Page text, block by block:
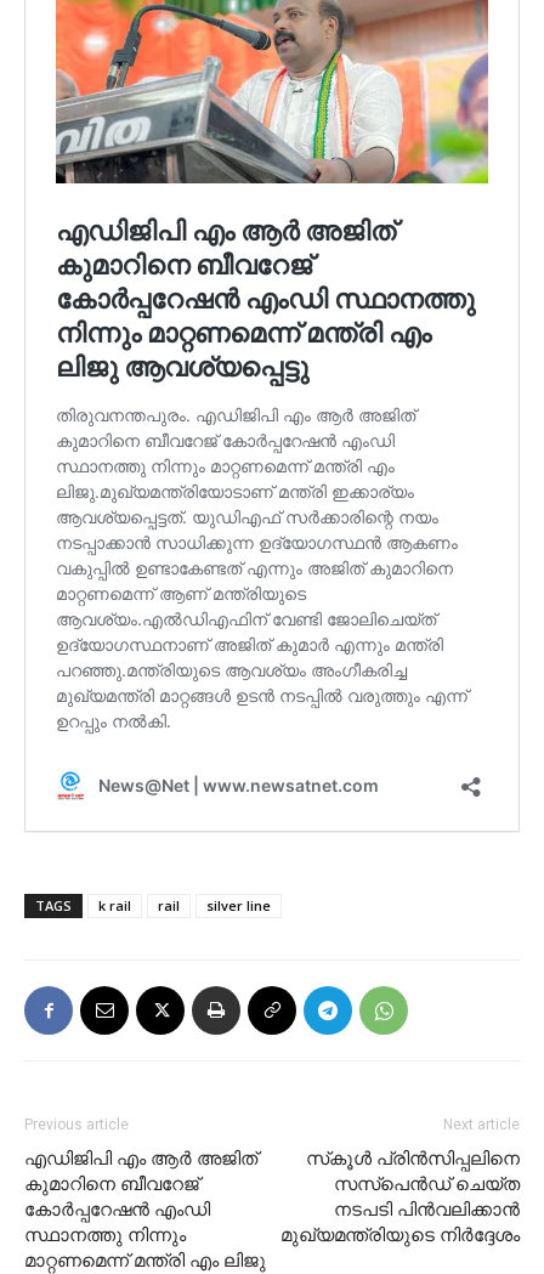
TAGS k rail rail silver line
Previous article
എഡിജിപി എം ആർ അജിത്
കുമാറിനെ ബീവറേജ്
കോർപ്പറേഷൻ എംഡി
സ്ഥാനത്തു നിന്നും
മാറ്റണമെന്ന് മന്ത്രി എം ലിജു
Next article
സ്‌കൂള്‍ പ്രിന്‍സിപ്പലിനെ
സസ്‌പെന്‍ഡ് ചെയ്ത
നടപടി പിന്‍വലിക്കാന്‍
മുഖ്യമന്ത്രിയുടെ നിര്‍ദ്ദേശം